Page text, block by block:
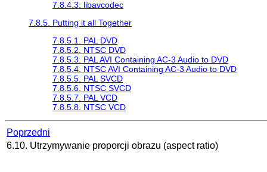
7.8.4.3. libavcodec
7.8.5. Putting it all Together
7.8.5.1. PAL DVD
7.8.5.2. NTSC DVD
7.8.5.3. PAL AVI Containing AC-3 Audio to DVD
7.8.5.4. NTSC AVI Containing AC-3 Audio to DVD
7.8.5.5. PAL SVCD
7.8.5.6. NTSC SVCD
7.8.5.7. PAL VCD
7.8.5.8. NTSC VCD
Poprzedni
6.10. Utrzymywanie proporcji obrazu (aspect ratio)